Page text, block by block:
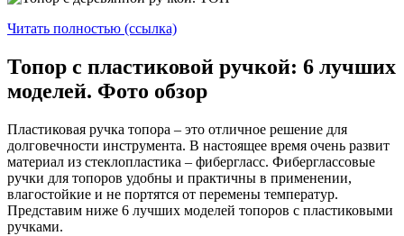
Читать полностью (ссылка)
Топор с пластиковой ручкой: 6 лучших
моделей. Фото обзор
Пластиковая ручка топора – это отличное решение для
долговечности инструмента. В настоящее время очень развит
материал из стеклопластика – фибергласс. Фиберглассовые
ручки для топоров удобны и практичны в применении,
влагостойкие и не портятся от перемены температур.
Представим ниже 6 лучших моделей топоров с пластиковыми
ручками.